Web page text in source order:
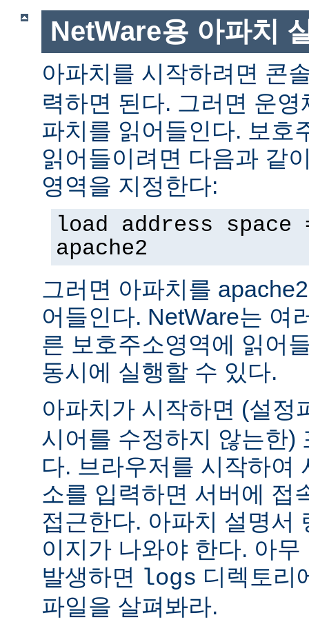
NetWare용 아파치
아파치를 시작하려면 콘
력하면 된다. 그러면 운
파치를 읽어들인다. 보호
읽어들이려면 다음과 같
영역을 지정한다:
load address space
apache2
그러면 아파치를
어들인다. NetWare는 여
른 보호주소영역에 읽어
동시에 실행할 수 있다.
아파치가 시작하면 (설정
시어를 수정하지 않는한)
다. 브라우저를 시작하여
소를 입력하면 서버에 접
접근한다. 아파치 설명서
이지가 나와야 한다. 아
발생하면 logs 디렉토리
파일을 살펴봐라.